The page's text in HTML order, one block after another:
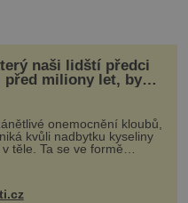
naši lidští předci
miliony let, by
s léčbou
králů“
onemocnění kloubů,
kvůli nadbytku kyseliny
těle. Ta se ve formě
způsobuje bole...